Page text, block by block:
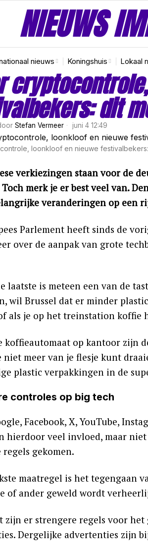
NIEUWS
nieuws Koningshuis Lokaal
dit
Stefan Vermeer juni 4 12:49
loonkloof en nieuwe
verkiezingen staan voor de
merk je er best veel van.
veranderingen op een
Parlement heeft sinds de
over de aanpak van grote
laatste is meteen een van de
wil Brussel dat er minder
als je op het treinstation koffie
koffieautomaat op kantoor zijn
niet meer van je flesje kunt
plastic verpakkingen in de
controles op big tech
Facebook, X, YouTube,
hierdoor veel invloed, maar
gekomen.
maatregel is het tegengaan
of ander geweld wordt
zijn er strengere regels voor
Dergelijke advertenties zijn